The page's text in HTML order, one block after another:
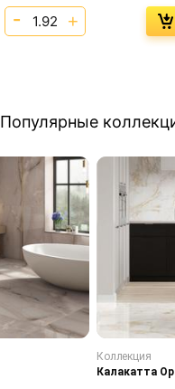
Популярные
Коллекция
Калакатта